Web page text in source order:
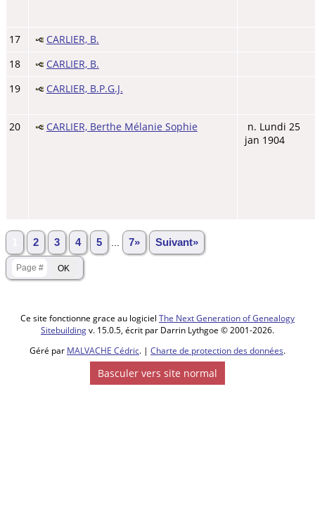
17
CARLIER, B.
18
CARLIER, B.
19
CARLIER, B.P.G.J.
20 CARLIER, Berthe Mélanie Sophie
n. Lundi 25
jan 1904
2 3 4 5 7» Suivant»
Ce site fonctionne grace au logiciel The Next Generation of Genealogy
Sitebuildingv. 15.0.5, écrit par Darrin Lythgoe © 2001-2026.
Géré par MALVACHE Cédric. | Charte de protection des données.
Basculer vers site normal